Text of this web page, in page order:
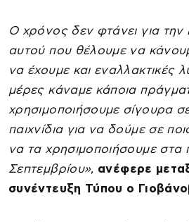
Ο χρόνος δεν φτάνει για
αυτού που θέλουμε να
να έχουμε και εναλλακτικές
μέρες κάναμε κάποια
χρησιμοποιήσουμε σίγουρα
παιχνίδια για να δούμε σε
να τα χρησιμοποιήσουμε στα
Σεπτεμβρίου», ανέφερε
συνέντευξη Τύπου ο